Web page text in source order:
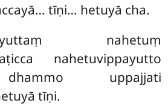
tīṇi… hetuyā cha.
nahetuṃ
nahetuvippayutto
uppajjati
tīṇi.